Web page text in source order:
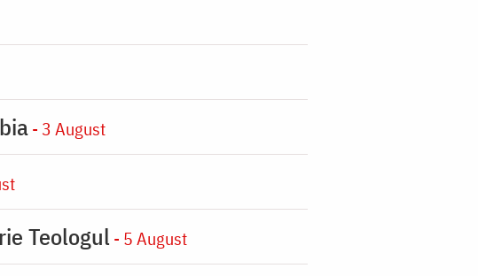
- 3 August
Teologul - 5 August